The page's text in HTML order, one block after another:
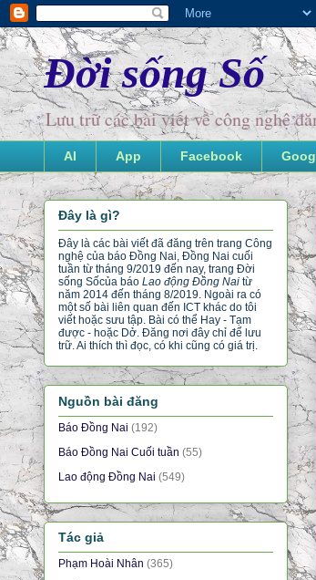
Đời sống Số
Lưu trữ các bài viết về công nghệ
AI App Facebook
Đây là gì?
Đây là các bài viết đã đăng trên trang Công
nghệ của báo Đồng Nai, Đồng Nai cuối
tuần từ tháng 9/2019 đến nay, trang Đời
sống Sốcủa báo Lao động Đồng Nai từ
năm 2014 đến tháng 8/2019. Ngoài ra có
một số bài liên quan đến ICT khác do tôi
viết hoặc sưu tập. Bài có thể Hay - Tạm
được - hoặc Dở. Đăng nơi đây chỉ để lưu
trữ. Ai thích thì đọc, có khi cũng có giá trị.
Nguồn bài đăng
Báo Đồng Nai (192)
Báo Đồng Nai Cuối tuần (55)
Lao động Đồng Nai (549)
Tác giả
Phạm Hoài Nhân (365)